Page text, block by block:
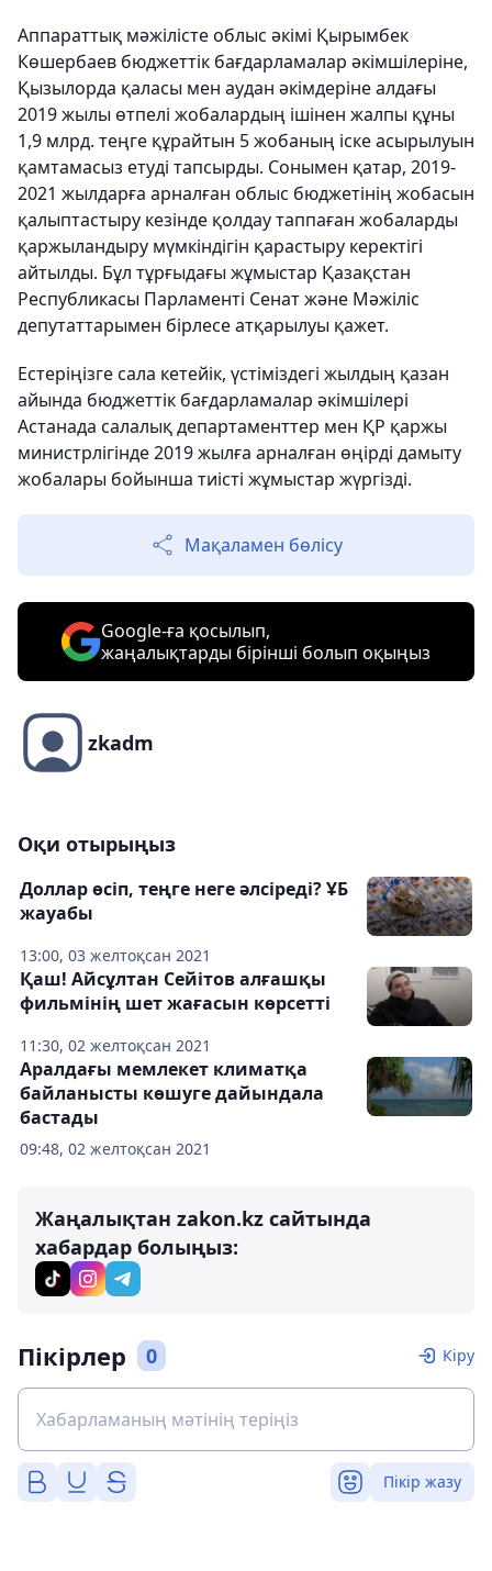
Аппараттық мәжілісте облыс әкімі Қырымбек
Көшербаев бюджеттік бағдарламалар әкімшілеріне,
Қызылорда қаласы мен аудан әкімдеріне алдағы
2019 жылы өтпелі жобалардың ішінен жалпы құны
1,9 млрд. теңге құрайтын 5 жобаның іске асырылуын
қамтамасыз етуді тапсырды. Сонымен қатар, 2019-
2021 жылдарға арналған облыс бюджетінің жобасын
қалыптастыру кезінде қолдау таппаған жобаларды
қаржыландыру мүмкіндігін қарастыру керектігі
айтылды. Бұл тұрғыдағы жұмыстар Қазақстан
Республикасы Парламенті Сенат және Мәжіліс
депутаттарымен бірлесе атқарылуы қажет.
Естеріңізге сала кетейік, үстіміздегі жылдың қазан
айында бюджеттік бағдарламалар әкімшілері
Астанада салалық департаменттер мен ҚР қаржы
министрлігінде 2019 жылға арналған өңірді дамыту
жобалары бойынша тиісті жұмыстар жүргізді.
Мақаламен бөлісу
Google-ға қосылып,
жаңалықтарды бірінші болып оқыңыз
zkadm
Оқи отырыңыз
13:00, 03 желтоқсан 2021
Доллар өсіп, теңге неге әлсіреді? ҰБ
жауабы
11:30, 02 желтоқсан 2021
Қаш! Айсұлтан Сейітов алғашқы
фильмінің шет жағасын көрсетті
09:48, 02 желтоқсан 2021
Аралдағы мемлекет климатқа
байланысты көшуге дайындала
бастады
Жаңалықтан zakon.kz сайтында
хабардар болыңыз:
Пікірлер 0 Кіру
Пікір жазу